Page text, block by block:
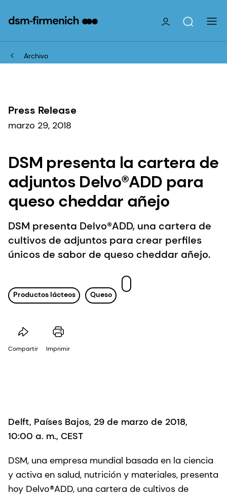
Archivo
Press Release
marzo 29, 2018
DSM presenta la cartera de
adjuntos Delvo®ADD para
queso cheddar añejo
DSM presenta Delvo®ADD, una cartera de
cultivos de adjuntos para crear perfiles
únicos de sabor de queso cheddar añejo.
Productos lácteos Queso
Compartir Imprimir
Delft, Países Bajos, 29 de marzo de 2018,
10:00 a. m., CEST
DSM, una empresa mundial basada en la ciencia
y activa en salud, nutrición y materiales, presenta
hoy Delvo®ADD, una cartera de cultivos de